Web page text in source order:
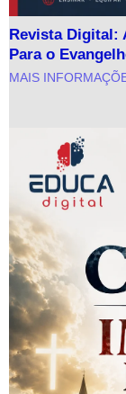
Revista Digital:
Para o
MAIS